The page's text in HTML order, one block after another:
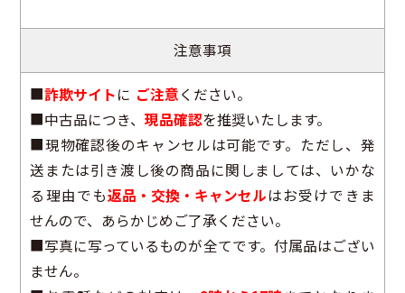
注意事項
■詐欺サイトに ご注意ください。
■中古品につき、現品確認を推奨いたします。
■現物確認後のキャンセルは可能です。ただし、発
送または引き渡し後の商品に関しましては、いかな
る理由でも返品・交換・キャンセルはお受けできま
せんので、あらかじめご了承ください。
■写真に写っているものが全てです。付属品はござい
ません。